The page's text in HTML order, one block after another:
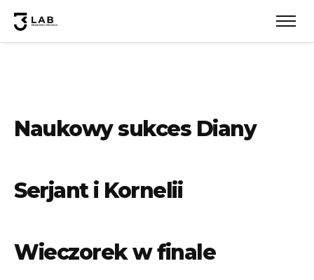
Naukowy sukces Diany
Serjant i Kornelii
Wieczorek w finale